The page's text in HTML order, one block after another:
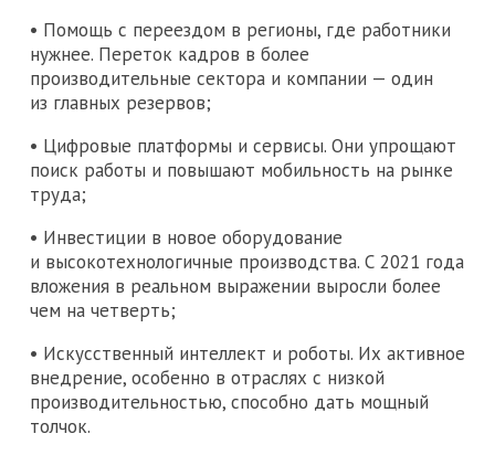
• Помощь с переездом в регионы, где работники
нужнее. Переток кадров в более
производительные сектора и компании — один
из главных резервов;
• Цифровые платформы и сервисы. Они упрощают
поиск работы и повышают мобильность на рынке
труда;
• Инвестиции в новое оборудование
и высокотехнологичные производства. С 2021 года
вложения в реальном выражении выросли более
чем на четверть;
• Искусственный интеллект и роботы. Их активное
внедрение, особенно в отраслях с низкой
производительностью, способно дать мощный
толчок.